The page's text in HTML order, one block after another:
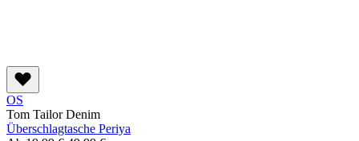
OS
Tom Tailor Denim
Überschlagtasche Periya